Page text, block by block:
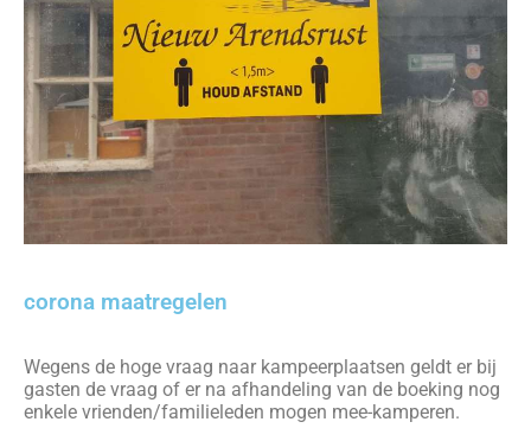
corona maatregelen
Wegens de hoge vraag naar kampeerplaatsen geldt er bij
gasten de vraag of er na afhandeling van de boeking nog
enkele vrienden/familieleden mogen mee-kamperen.